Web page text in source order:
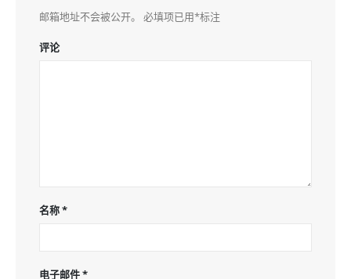
邮箱地址不会被公开。 必填项已用*标注
评论
名称*
电子邮件*